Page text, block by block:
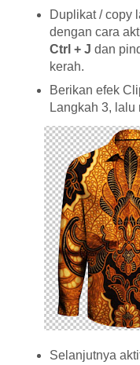
Duplikat / copy
dengan cara
Ctrl + J dan
kerah.
Berikan efek
Langkah 3,
Selanjutnya